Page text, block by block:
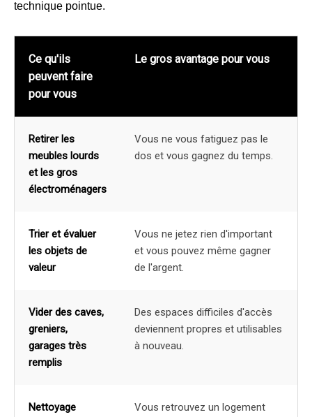
technique pointue.
Ce qu'ils
peuvent faire
pour vous
Le gros avantage pour vous
Retirer les
meubles lourds
et les gros
électroménagers
Vous ne vous fatiguez pas le
dos et vous gagnez du temps.
Trier et évaluer
les objets de
valeur
Vous ne jetez rien d'important
et vous pouvez même gagner
de l'argent.
Vider des caves,
greniers,
garages très
remplis
Des espaces difficiles d'accès
deviennent propres et utilisables
à nouveau.
Nettoyage
Vous retrouvez un logement